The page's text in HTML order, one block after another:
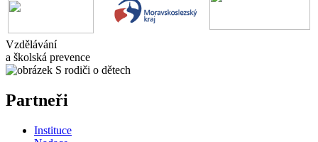
Vzdělávání
a školská prevence
Partneři
Instituce